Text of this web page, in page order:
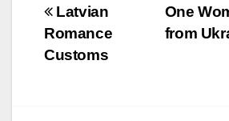
Bejegyzés
navigáció
One
from
Latvian
Romance
Customs